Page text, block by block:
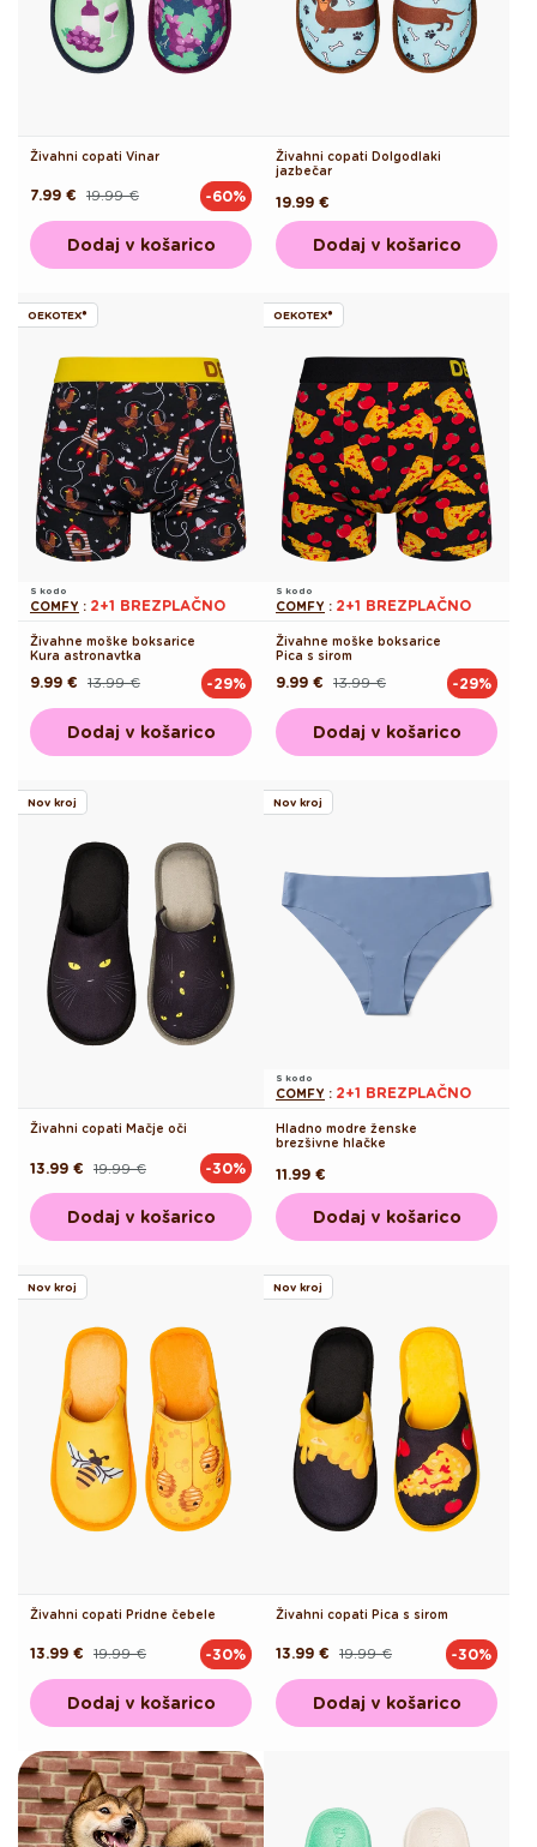
Živahni copati Vinar
Redna 19.99 €
Akcijska
7.99 € -60%
Dodaj v košarico
Živahni copati Dolgodlaki
jazbečar
Redna
cena
19.99 €
Dodaj v košarico
OEKOTEX®
S kodo
COMFY : 2+1 BREZPLAČNO
Živahne moške boksarice
Kura astronavtka
Redna 13.99 €
Akcijska
9.99 € -29%
Dodaj v košarico
OEKOTEX®
S kodo
COMFY : 2+1 BREZPLAČNO
Živahne moške boksarice
Pica s sirom
Redna 13.99 €
Akcijska
9.99 € -29%
Dodaj v košarico
Nov kroj
Živahni copati Mačje oči
Redna
19.99 €
Akcijska
13.99 € -30%
Dodaj v košarico
Nov kroj
S kodo
COMFY : 2+1 BREZPLAČNO
Hladno modre ženske
brezšivne hlačke
Redna
cena
11.99 €
Dodaj v košarico
Nov kroj
Živahni copati Pridne čebele
Redna
19.99 €
Akcijska
13.99 € -30%
Dodaj v košarico
Nov kroj
Živahni copati Pica s sirom
Redna
19.99 €
Akcijska
13.99 € -30%
Dodaj v košarico